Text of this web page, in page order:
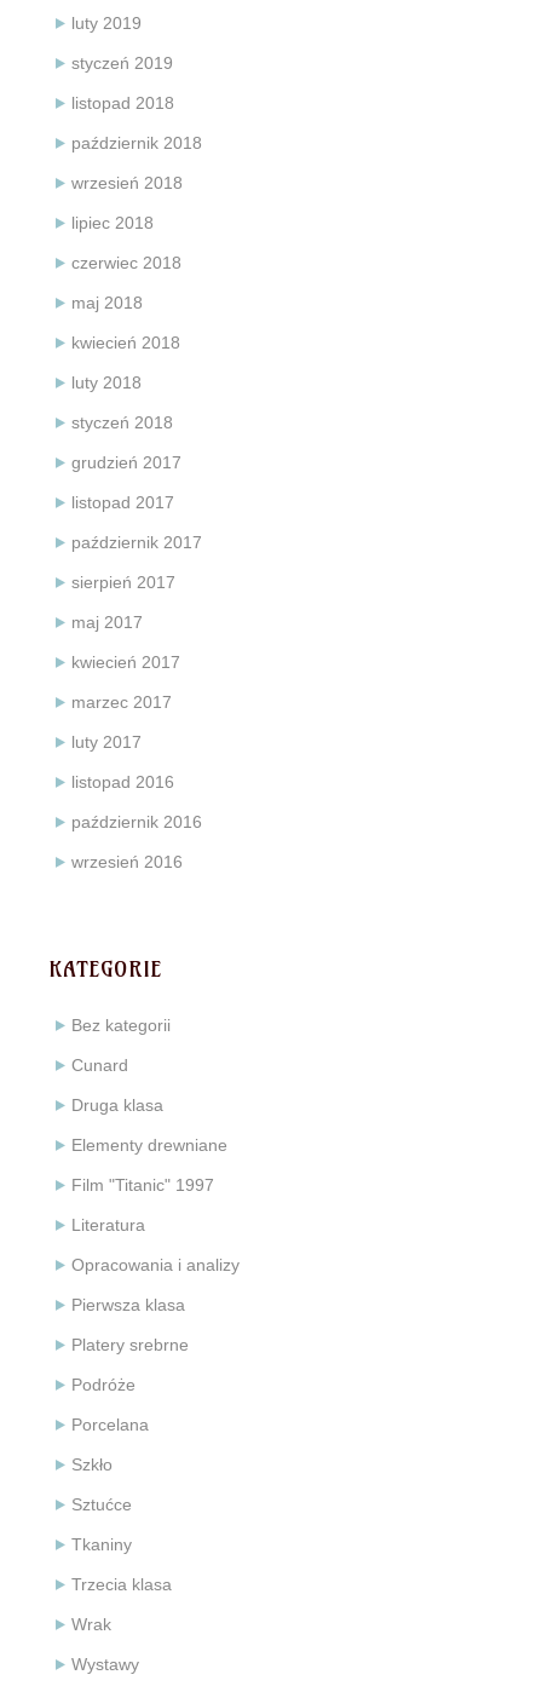
luty 2019
styczeń 2019
listopad 2018
październik 2018
wrzesień 2018
lipiec 2018
czerwiec 2018
maj 2018
kwiecień 2018
luty 2018
styczeń 2018
grudzień 2017
listopad 2017
październik 2017
sierpień 2017
maj 2017
kwiecień 2017
marzec 2017
luty 2017
listopad 2016
październik 2016
wrzesień 2016
KATEGORIE
Bez kategorii
Cunard
Druga klasa
Elementy drewniane
Film "Titanic" 1997
Literatura
Opracowania i analizy
Pierwsza klasa
Platery srebrne
Podróże
Porcelana
Szkło
Sztućce
Tkaniny
Trzecia klasa
Wrak
Wystawy